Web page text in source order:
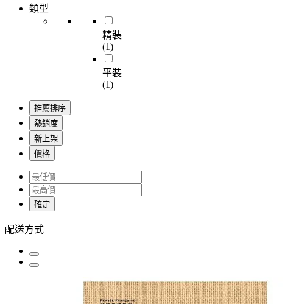
類型
精裝
(1)
平裝
(1)
推薦排序
熱銷度
新上架
價格
確定
配送方式